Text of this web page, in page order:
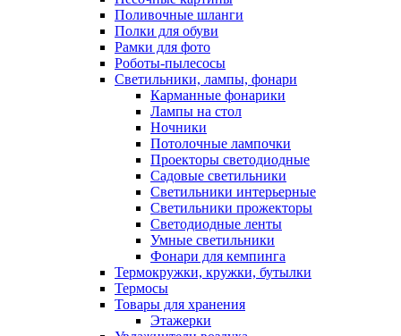
Поливочные шланги
Полки для обуви
Рамки для фото
Роботы-пылесосы
Светильники, лампы, фонари
Карманные фонарики
Лампы на стол
Ночники
Потолочные лампочки
Проекторы светодиодные
Садовые светильники
Светильники интерьерные
Светильники прожекторы
Светодиодные ленты
Умные светильники
Фонари для кемпинга
Термокружки, кружки, бутылки
Термосы
Товары для хранения
Этажерки